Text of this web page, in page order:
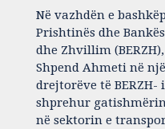
Në vazhdën e
Prishtinës dhe
dhe Zhvillim
Shpend Ahmeti në
drejtorëve të
shprehur
në sektorin e